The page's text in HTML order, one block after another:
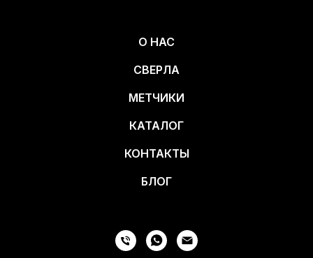
О НАС
СВЕРЛА
МЕТЧИКИ
КАТАЛОГ
КОНТАКТЫ
БЛОГ